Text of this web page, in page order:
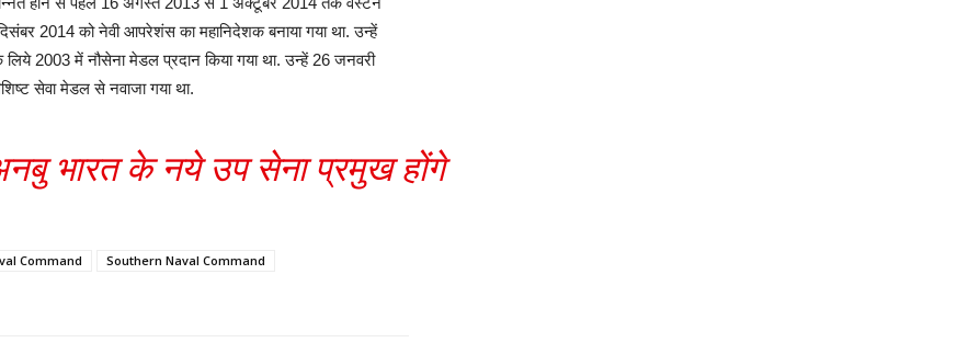
2014 को नेवी आपरेशंस का महानिदेशक बनाया गया था. उन्हें
2003 में नौसेना मेडल प्रदान किया गया था. उन्हें 26 जनवरी
सेवा मेडल से नवाजा गया था.
भारत के नये उप सेना प्रमुख होंगे
Command
Southern Naval Command